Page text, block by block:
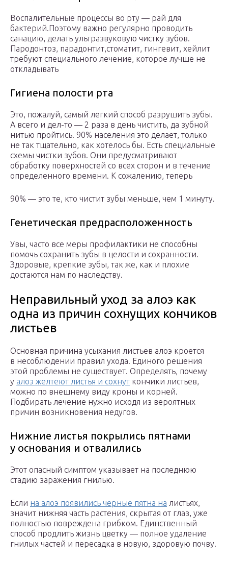
Воспалительные процессы во рту — рай для
бактерий.Поэтому важно регулярно проводить
санацию, делать ультразвуковую чистку зубов.
Пародонтоз, парадонтит,стоматит, гингевит, хейлит
требуют специального лечение, которое лучше не
откладывать
Гигиена полости рта
Это, пожалуй, самый легкий способ разрушить зубы.
А всего и дел-то — 2 раза в день чистить, да зубной
нитью пройтись. 90% населения это делает, только
не так тщательно, как хотелось бы. Есть специальные
схемы чистки зубов. Они предусматривают
обработку поверхностей со всех сторон и в течение
определенного времени. К сожалению, теперь
90% — это те, кто чистит зубы меньше, чем 1 минуту.
Генетическая предрасположенность
Увы, часто все меры профилактики не способны
помочь сохранить зубы в целости и сохранности.
Здоровые, крепкие зубы, так же, как и плохие
достаются нам по наследству.
Неправильный уход за алоэ как
одна из причин сохнущих кончиков
листьев
Основная причина усыхания листьев алоэ кроется
в несоблюдении правил ухода. Единого решения
этой проблемы не существует. Определять, почему
у алоэ желтеют листья и сохнут кончики листьев,
можно по внешнему виду кроны и корней.
Подбирать лечение нужно исходя из вероятных
причин возникновения недугов.
Нижние листья покрылись пятнами
у основания и отвалились
Этот опасный симптом указывает на последнюю
стадию заражения гнилью.
Если на алоэ появились черные пятна на листьях,
значит нижняя часть растения, скрытая от глаз, уже
полностью повреждена грибком. Единственный
способ продлить жизнь цветку — полное удаление
гнилых частей и пересадка в новую, здоровую почву.